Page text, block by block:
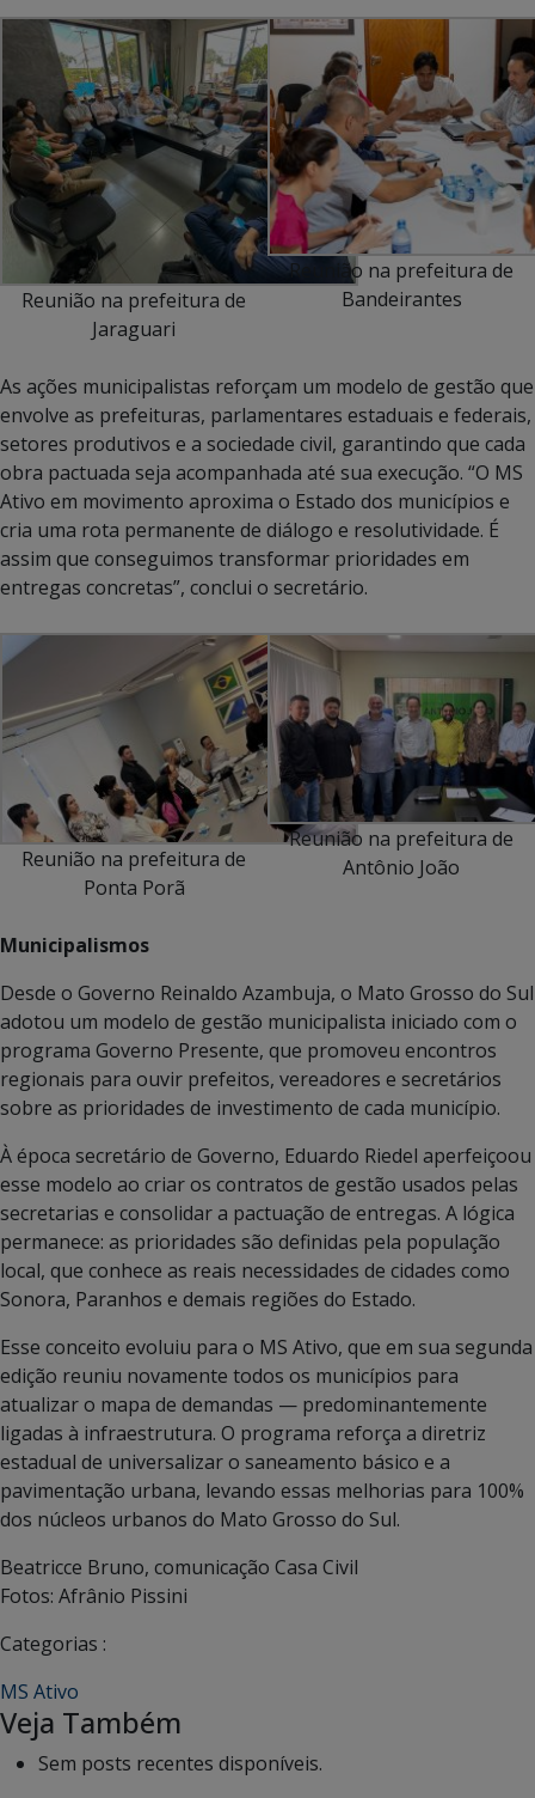
Reunião na prefeitura de
Jaraguari
Reunião na prefeitura de
Bandeirantes
As ações municipalistas reforçam um modelo de gestão que
envolve as prefeituras, parlamentares estaduais e federais,
setores produtivos e a sociedade civil, garantindo que cada
obra pactuada seja acompanhada até sua execução. “O MS
Ativo em movimento aproxima o Estado dos municípios e
cria uma rota permanente de diálogo e resolutividade. É
assim que conseguimos transformar prioridades em
entregas concretas”, conclui o secretário.
Reunião na prefeitura de
Ponta Porã
Reunião na prefeitura de
Antônio João
Municipalismos
Desde o Governo Reinaldo Azambuja, o Mato Grosso do Sul
adotou um modelo de gestão municipalista iniciado com o
programa Governo Presente, que promoveu encontros
regionais para ouvir prefeitos, vereadores e secretários
sobre as prioridades de investimento de cada município.
À época secretário de Governo, Eduardo Riedel aperfeiçoou
esse modelo ao criar os contratos de gestão usados pelas
secretarias e consolidar a pactuação de entregas. A lógica
permanece: as prioridades são definidas pela população
local, que conhece as reais necessidades de cidades como
Sonora, Paranhos e demais regiões do Estado.
Esse conceito evoluiu para o MS Ativo, que em sua segunda
edição reuniu novamente todos os municípios para
atualizar o mapa de demandas — predominantemente
ligadas à infraestrutura. O programa reforça a diretriz
estadual de universalizar o saneamento básico e a
pavimentação urbana, levando essas melhorias para 100%
dos núcleos urbanos do Mato Grosso do Sul.
Beatricce Bruno, comunicação Casa Civil
Fotos: Afrânio Pissini
Categorias :
MS Ativo
Veja Também
Sem posts recentes disponíveis.